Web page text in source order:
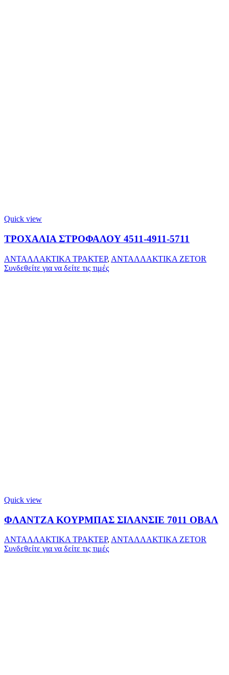
Quick view
ΤΡΟΧΑΛΙΑ ΣΤΡΟΦΑΛΟΥ 4511-4911-5711
ΑΝΤΑΛΛΑΚΤΙΚΑ ΤΡΑΚΤΕΡ, ΑΝΤΑΛΛΑΚΤΙΚΑ ZETOR
Συνδεθείτε για να δείτε τις τιμές
Quick view
ΦΛΑΝΤΖΑ ΚΟΥΡΜΠΑΣ ΣΙΛΑΝΣΙΕ 7011 ΟΒΑΛ
ΑΝΤΑΛΛΑΚΤΙΚΑ ΤΡΑΚΤΕΡ, ΑΝΤΑΛΛΑΚΤΙΚΑ ZETOR
Συνδεθείτε για να δείτε τις τιμές